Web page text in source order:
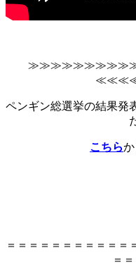
≫≫≫≫≫≫≫≫≫≫≫ペ
ペンギン総選挙の結果発
こちら
＝＝＝＝＝＝＝＝＝＝＝
＝